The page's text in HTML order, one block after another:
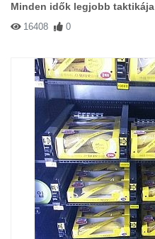
Minden idők legjobb taktikája
16408 0